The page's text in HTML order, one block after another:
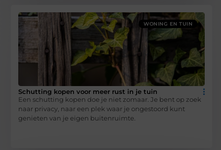
WONING EN TUIN
Schutting kopen voor meer rust in je tuin
Een schutting kopen doe je niet zomaar. Je bent op zoek
naar privacy, naar een plek waar je ongestoord kunt
genieten van je eigen buitenruimte.